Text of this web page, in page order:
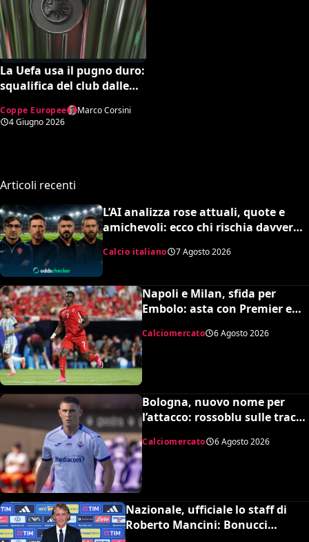
La Uefa usa il pugno duro:
squalifica del club dalle
Coppe Europee
Marco Corsini
4 Giugno 2026
Articoli recenti
L’AI analizza rose attuali, quote e
amichevoli: ecco chi rischia davvero
un’insospettabile
Calcio italiano 7 Agosto 2026
Napoli e Milan, sfida per
Embolo: asta con Premier e
MLS, il prezzo
Calciomercato 6 Agosto 2026
Bologna, nuovo nome per
l’attacco: rossoblu sulle tracce
Calciomercato 6 Agosto 2026
Nazionale, ufficiale lo staff di
Roberto Mancini: Bonucci